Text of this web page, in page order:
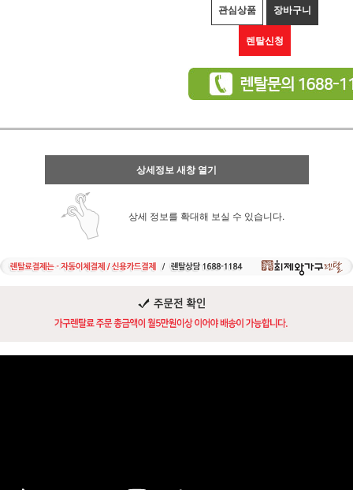
관심상품 장바구니
렌탈신청
상세정보 새창 열기
상세 정보를 확대해 보실 수 있습니다.